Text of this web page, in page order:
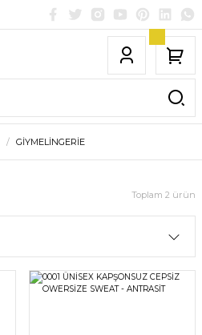
GİYMELİNGERİE
Toplam 2 ürün